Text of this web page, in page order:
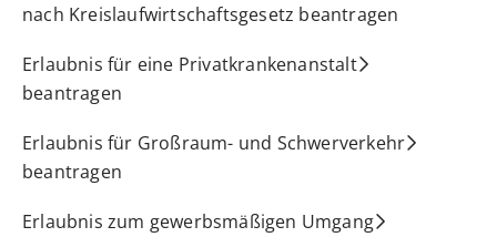
nach Kreislaufwirtschaftsgesetz beantragen
Erlaubnis für eine Privatkrankenanstalt
beantragen
Erlaubnis für Großraum- und Schwerverkehr
beantragen
Erlaubnis zum gewerbsmäßigen Umgang